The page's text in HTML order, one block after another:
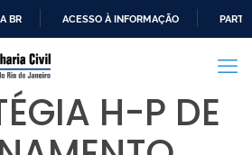
PARA
CONTEÚDO
BR ACESSO À INFORMAÇÃO
H-P DE